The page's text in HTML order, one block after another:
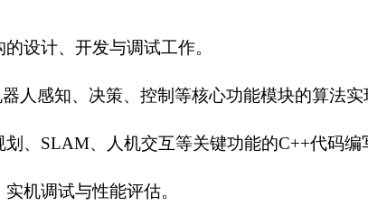
设计、开发与调试工作。
人感知、决策、控制等核心功能模块的算法实
、SLAM、人机交互等关键功能的C++代码编
机调试与性能评估。